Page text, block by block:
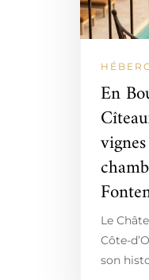
En
Le
Côte-
son